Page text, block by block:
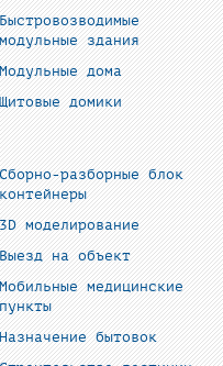
Быстровозводимые
модульные здания
Модульные дома
Щитовые домики
Сборно-разборные блок
контейнеры
3D моделирование
Выезд на объект
Мобильные медицинские
пункты
Назначение бытовок